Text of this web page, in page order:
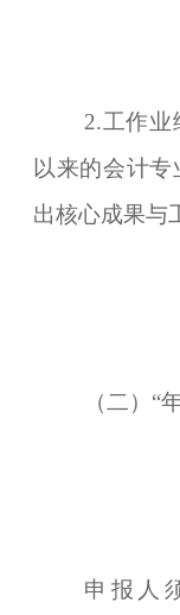
2.工作业
以来的会计
出核心成果与
（二）“
申报人